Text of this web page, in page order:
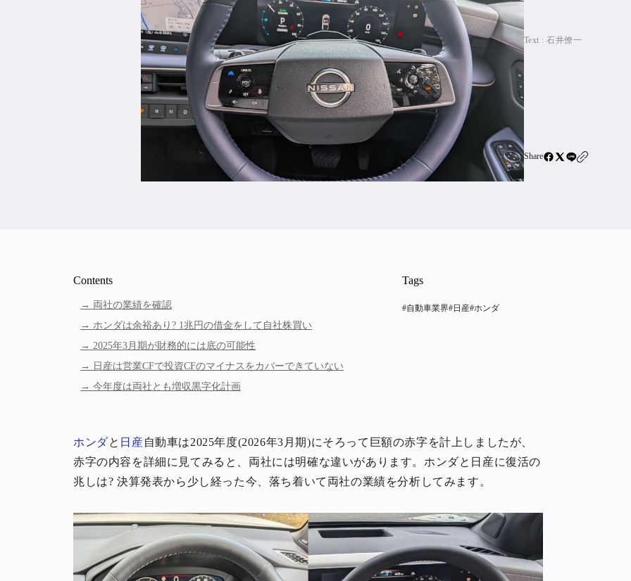
All Articles
Text :石井僚一
Share
Contents
両社の業績を確認
ホンダは余裕あり? 1兆円の借金をして自社株買い
2025年3月期が財務的には底の可能性
日産は営業CFで投資CFのマイナスをカバーできていない
今年度は両社とも増収黒字化計画
Tags
#自動車業界#日産#ホンダ
ホンダと 日産自動車は2025年度(2026年3月期)にそろって巨額の赤字を計上しましたが、
赤字の内容を詳細に見てみると、両社には明確な違いがあります。ホンダと日産に復活の
兆しは? 決算発表から少し経った今、落ち着いて両社の業績を分析してみます。